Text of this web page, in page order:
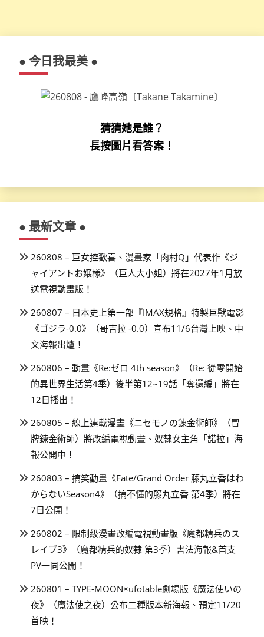
● 今日我最美 ●
猜猜她是誰？
長按圖片看答案！
● 最新文章 ●
260808 – 巨女控歡喜、漫畫家「肉村Q」代表作《ジ
ャイアントお嬢様》（巨人大小姐）將在2027年1月放
送電視動畫版！
260807 – 日本史上第一部『IMAX規格』特製巨獸電影
《ゴジラ-0.0》（哥吉拉 -0.0）宣布11/6台灣上映、中
文海報出爐！
260806 – 動畫《Re:ゼロ 4th season》（Re: 從零開始
的異世界生活第4季）後半第12~19話「奪還編」將在
12日播出！
260805 – 線上連載漫畫《ニセモノの錬金術師》（冒
牌鍊金術師）將改編電視動畫、奴隸女主角「諾拉」海
報公開中！
260803 – 搞笑動畫《Fate/Grand Order 藤丸立香はわ
からないSeason4》（搞不懂的藤丸立香 第4季）將在
7日公開！
260802 – 限制級漫畫改編電視動畫版《魔都精兵のス
レイブ3》（魔都精兵的奴隸 第3季）書法海報&首支
PV一同公開！
260801 – TYPE-MOON×ufotable劇場版《魔法使いの
夜》（魔法使之夜）公布二種版本新海報、預定11/20
首映！